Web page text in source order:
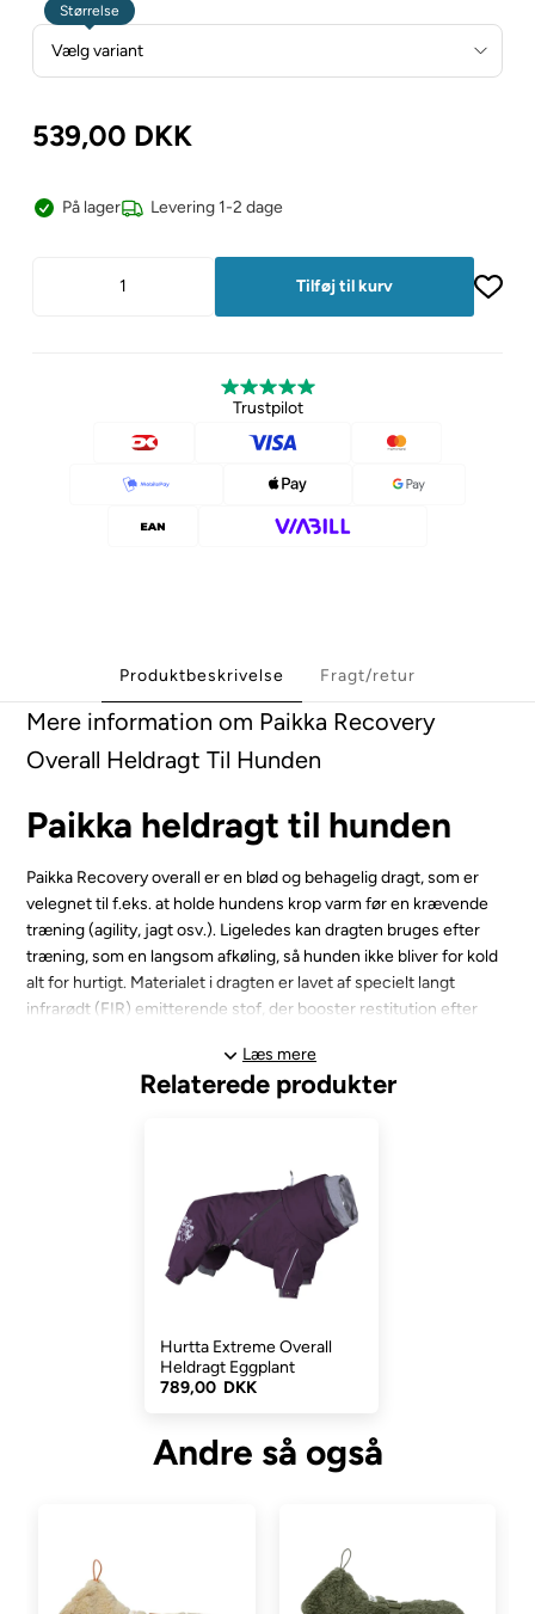
Størrelse
539,00 DKK
På lager Levering 1-2 dage
Trustpilot
Produktbeskrivelse Fragt/retur
Mere information om Paikka Recovery
Overall Heldragt Til Hunden
Paikka heldragt til hunden
Paikka Recovery overall er en blød og behagelig dragt, som er
velegnet til f.eks. at holde hundens krop varm før en krævende
træning (agility, jagt osv.). Ligeledes kan dragten bruges efter
træning, som en langsom afkøling, så hunden ikke bliver for kold
alt for hurtigt. Materialet i dragten er lavet af specielt langt
infrarødt (FIR) emitterende stof, der booster restitution efter
blodet. Man kan også kalde dragten for varmereflekterende.
svært ved at holde sig varme. Recovery Overall er lavet i et
meget blødt og elastisk materiale, og så er syningerne flade, så
Heldragten kan justeret i halsen og i maven, for at få det
optimale pasform til hunden. Dragten er designet så den dækker
mulig. Benene kan godt være en smule lange, og ryge ud over
hundens poter, men så kan man blot smøre dem op.
FIR (Far Infrared) materiale, som er varmereflekterende
Behagelig og blød for hunden at have på, sætter ingen
Justerbar i halsudskæringen, kraven og taljen, for optimal
pasform
Læs mere
Relaterede produkter
Hurtta Extreme Overall
Heldragt Eggplant
789,00 DKK
Andre så også